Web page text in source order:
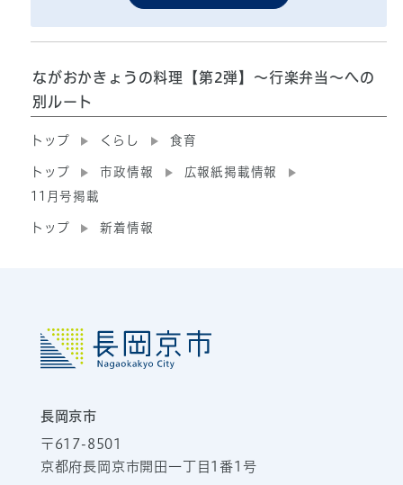
ながおかきょうの料理【第2弾】～行楽弁当～への
別ルート
トップ くらし 食育
トップ 市政情報
広報紙掲載情報
11月号掲載
トップ 新着情報
長岡京市
〒617-8501
京都府長岡京市開田一丁目1番1号